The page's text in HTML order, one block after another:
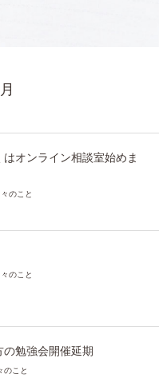
はオンライン相談室始めま
のこと
のこと
の勉強会開催延期
のこと